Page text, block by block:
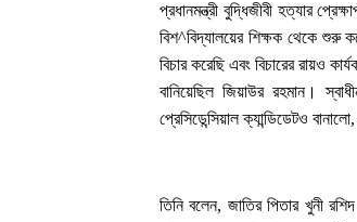
প্রধানমন্ত্রী বুদ্ধিজীবী হত্যার
বিশ^বিদ্যালয়ের শিক্ষক থেকে শুরু
বিচার করেছি এবং বিচারের রায়ও
বানিয়েছিল জিয়াউর রহমান।
প্রেসিডেন্সিয়াল ক্যান্ডিডেটও
তিনি বলেন, জাতির পিতার খুনী